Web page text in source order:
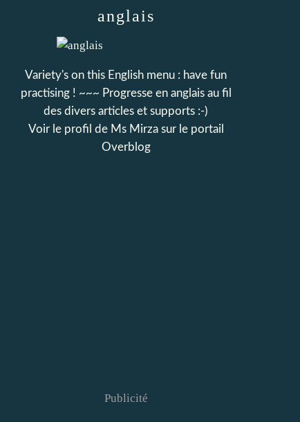
anglais
Variety's on this English menu : have fun
practising ! ~~~ Progresse en anglais au fil
des divers articles et supports :-)
Voir le profil de Ms Mirzasur le portail
Overblog
Publicité